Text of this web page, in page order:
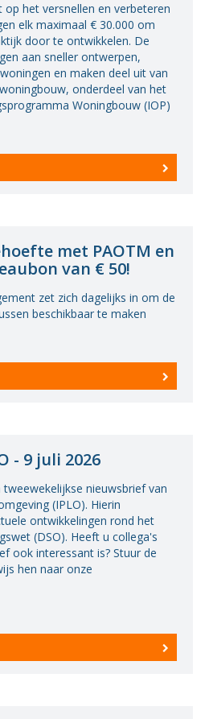
het versnellen en verbeteren
elk maximaal € 30.000 om
door te ontwikkelen. De
aan sneller ontwerpen,
en maken deel uit van
onderdeel van het
Woningbouw (IOP)
met PAOTM en
van € 50!
zet zich dagelijks in om de
beschikbaar te maken
- 9 juli 2026
tweewekelijkse nieuwsbrief van
(IPLO). Hierin
ontwikkelingen rond het
(DSO). Heeft u collega's
ook interessant is? Stuur de
hen naar onze